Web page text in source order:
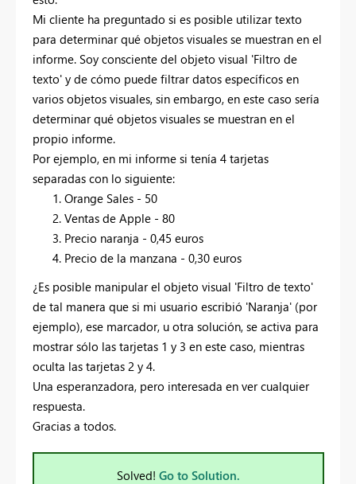
Mi cliente ha preguntado si es posible utilizar texto
para determinar qué objetos visuales se muestran en el
informe. Soy consciente del objeto visual 'Filtro de
texto' y de cómo puede filtrar datos específicos en
varios objetos visuales, sin embargo, en este caso sería
determinar qué objetos visuales se muestran en el
propio informe.
Por ejemplo, en mi informe si tenía 4 tarjetas
separadas con lo siguiente:
Orange Sales - 50
Ventas de Apple - 80
Precio naranja - 0,45 euros
Precio de la manzana - 0,30 euros
¿Es posible manipular el objeto visual 'Filtro de texto'
de tal manera que si mi usuario escribió 'Naranja' (por
ejemplo), ese marcador, u otra solución, se activa para
mostrar sólo las tarjetas 1 y 3 en este caso, mientras
oculta las tarjetas 2 y 4.
Una esperanzadora, pero interesada en ver cualquier
respuesta.
Gracias a todos.
Solved! Go to Solution.